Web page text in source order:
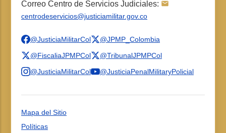
Correo Centro de Servicios Judiciales:
centrodeservicios@justiciamilitar.gov.co
@JusticiaMilitarCol
@JPMP_Colombia
@FiscaliaJPMPCol
@TribunalJPMPCol
@JusticiaMilitarCol
@JusticiaPenalMilitaryPolicial
Mapa del Sitio
Políticas